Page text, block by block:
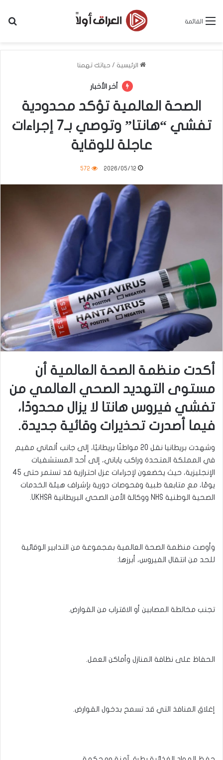
القائمة
الرئيسية / حياتك تهمنا
أخر الأخبار
الصحة العالمية تؤكد محدودية
تفشي “هانتا” وتوصي بـ7 إجراءات
عاجلة للوقاية
2026/05/12
572
أكدت منظمة الصحة العالمية أن
مستوى التهديد الصحي العالمي من
تفشي فيروس هانتا لا يزال محدودًا،
فيما أصدرت تحذيرات وقائية جديدة.
وشهدت بريطانيا نقل 20 مواطنًا بريطانيًا، إلى جانب ألماني مقيم
في المملكة المتحدة وراكب ياباني، إلى أحد المستشفيات
الإنجليزية، حيث يخضعون لإجراءات عزل احترازية قد تستمر حتى 45
يومًا، مع متابعة طبية وفحوصات دورية بإشراف هيئة الخدمات
الصحية الوطنية NHS ووكالة الأمن الصحي البريطانية UKHSA.
وأوصت منظمة الصحة العالمية بمجموعة من التدابير الوقائية
للحد من انتقال الفيروس، أبرزها:
تجنب مخالطة المصابين أو الاقتراب من القوارض.
الحفاظ على نظافة المنازل وأماكن العمل.
إغلاق المنافذ التي قد تسمح بدخول القوارض.